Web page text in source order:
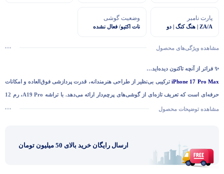
پارت نامبر
ZA/A | هنگ کنگ | دو
وضعیت گوشی
نات اکتیو/ فعال نشده
مشاهده ویژگی‌های محصول
✨ فراتر از آنچه تاکنون دیده‌اید…
iPhone 17 Pro Max ترکیبی بی‌نظیر از طراحی هنرمندانه، قدرت پردازشی فوق‌العاده و امکانات
حرفه‌ای است که تعریف تازه‌ای از گوشی‌های پرچم‌دار ارائه می‌دهد. با تراشه A19 Pro، رم 12
گیگابایتی، دوربین‌های 48 مگاپیکسلی و صفحه‌نمایش Super Retina XDR OLED، این گوشی مشاهده توضیحات محصول
ارسال رایگان خرید بالای 50 میلیون تومان